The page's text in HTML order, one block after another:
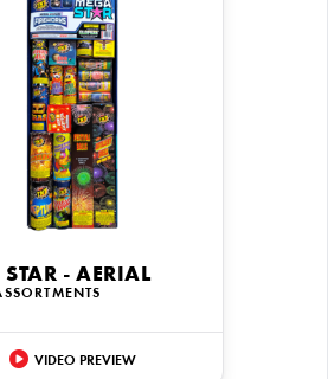
- AERIAL
VIDEO PREVIEW